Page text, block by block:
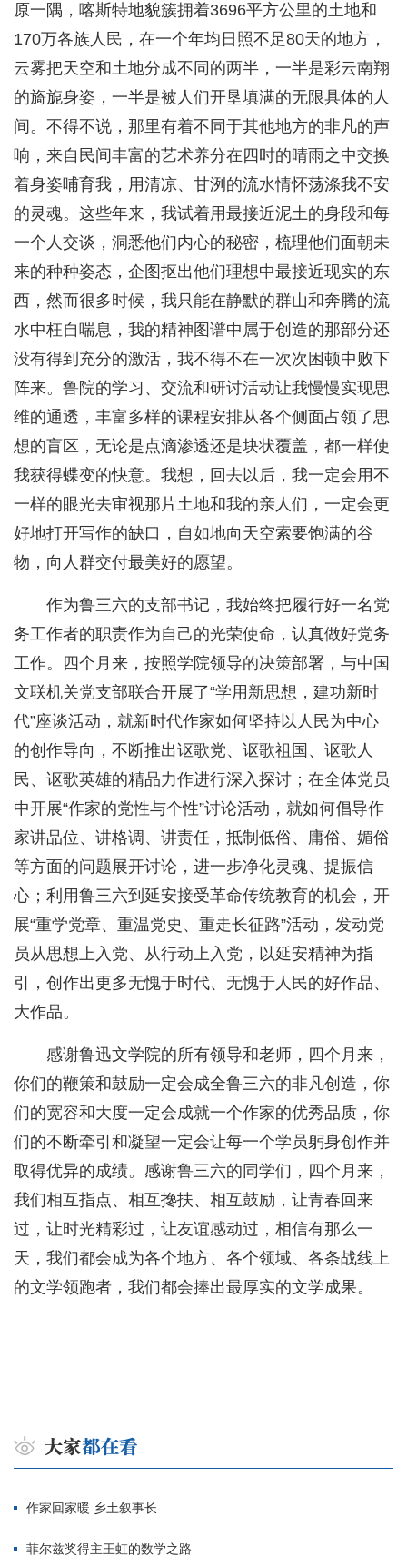
原一隅，喀斯特地貌簇拥着3696平方公里的土地和
170万各族人民，在一个年均日照不足80天的地方，
云雾把天空和土地分成不同的两半，一半是彩云南翔
的旖旎身姿，一半是被人们开垦填满的无限具体的人
间。不得不说，那里有着不同于其他地方的非凡的声
响，来自民间丰富的艺术养分在四时的晴雨之中交换
着身姿哺育我，用清凉、甘洌的流水情怀荡涤我不安
的灵魂。这些年来，我试着用最接近泥土的身段和每
一个人交谈，洞悉他们内心的秘密，梳理他们面朝未
来的种种姿态，企图抠出他们理想中最接近现实的东
西，然而很多时候，我只能在静默的群山和奔腾的流
水中枉自喘息，我的精神图谱中属于创造的那部分还
没有得到充分的激活，我不得不在一次次困顿中败下
阵来。鲁院的学习、交流和研讨活动让我慢慢实现思
维的通透，丰富多样的课程安排从各个侧面占领了思
想的盲区，无论是点滴渗透还是块状覆盖，都一样使
我获得蝶变的快意。我想，回去以后，我一定会用不
一样的眼光去审视那片土地和我的亲人们，一定会更
好地打开写作的缺口，自如地向天空索要饱满的谷
物，向人群交付最美好的愿望。
作为鲁三六的支部书记，我始终把履行好一名党
务工作者的职责作为自己的光荣使命，认真做好党务
工作。四个月来，按照学院领导的决策部署，与中国
文联机关党支部联合开展了“学用新思想，建功新时
代”座谈活动，就新时代作家如何坚持以人民为中心
的创作导向，不断推出讴歌党、讴歌祖国、讴歌人
民、讴歌英雄的精品力作进行深入探讨；在全体党员
中开展“作家的党性与个性”讨论活动，就如何倡导作
家讲品位、讲格调、讲责任，抵制低俗、庸俗、媚俗
等方面的问题展开讨论，进一步净化灵魂、提振信
心；利用鲁三六到延安接受革命传统教育的机会，开
展“重学党章、重温党史、重走长征路”活动，发动党
员从思想上入党、从行动上入党，以延安精神为指
引，创作出更多无愧于时代、无愧于人民的好作品、
大作品。
感谢鲁迅文学院的所有领导和老师，四个月来，
你们的鞭策和鼓励一定会成全鲁三六的非凡创造，你
们的宽容和大度一定会成就一个作家的优秀品质，你
们的不断牵引和凝望一定会让每一个学员躬身创作并
取得优异的成绩。感谢鲁三六的同学们，四个月来，
我们相互指点、相互搀扶、相互鼓励，让青春回来
过，让时光精彩过，让友谊感动过，相信有那么一
天，我们都会成为各个地方、各个领域、各条战线上
的文学领跑者，我们都会捧出最厚实的文学成果。
作家回家暖 乡土叙事长
菲尔兹奖得主王虹的数学之路